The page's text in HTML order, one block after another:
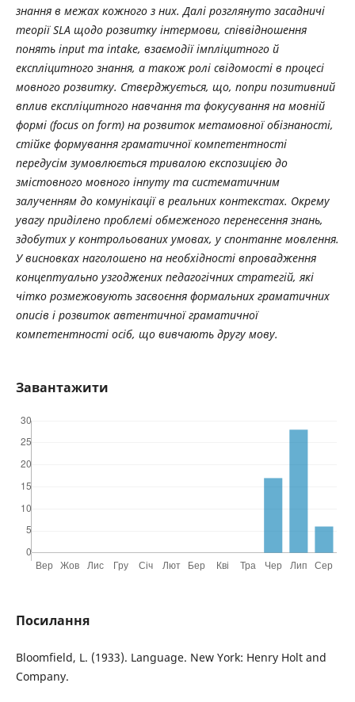
знання в межах кожного з них. Далі розглянуто засадничі
теорії SLA щодо розвитку інтермови, співвідношення
понять input та intake, взаємодії імпліцитного й
експліцитного знання, а також ролі свідомості в процесі
мовного розвитку. Стверджується, що, попри позитивний
вплив експліцитного навчання та фокусування на мовній
формі (focus on form) на розвиток метамовної обізнаності,
стійке формування граматичної компетентності
передусім зумовлюється тривалою експозицією до
змістовного мовного інпуту та систематичним
залученням до комунікації в реальних контекстах. Окрему
увагу приділено проблемі обмеженого перенесення знань,
здобутих у контрольованих умовах, у спонтанне мовлення.
У висновках наголошено на необхідності впровадження
концептуально узгоджених педагогічних стратегій, які
чітко розмежовують засвоєння формальних граматичних
описів і розвиток автентичної граматичної
компетентності осіб, що вивчають другу мову.
Завантажити
Посилання
Bloomfield, L. (1933). Language. New York: Henry Holt and
Company.